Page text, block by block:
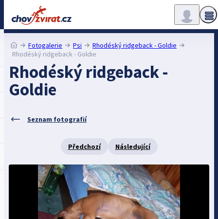
Fotogalerie Psi
Rhodéský ridgeback - Goldie
Rhodéský ridgeback - Goldie
Rhodéský ridgeback -
Goldie
Seznam fotografií
Předchozí Následující